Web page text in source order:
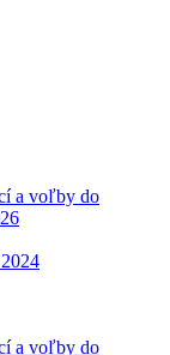
a voľby do
a voľby do